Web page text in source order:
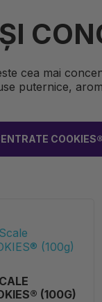
cea mai
puternice,
COOKIES®
(100G)